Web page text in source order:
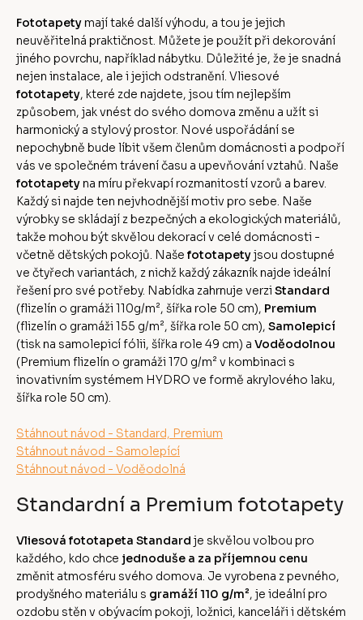
Fototapetymají také další výhodu, a tou je jejich
neuvěřitelná praktičnost. Můžete je použít při dekorování
jiného povrchu, například nábytku. Důležité je, že je snadná
nejen instalace, ale i jejich odstranění. Vliesové
fototapety, které zde najdete, jsou tím nejlepším
způsobem, jak vnést do svého domova změnu a užít si
harmonický a stylový prostor. Nové uspořádání se
nepochybně bude líbit všem členům domácnosti a podpoří
vás ve společném trávení času a upevňování vztahů. Naše
fototapetyna míru překvapí rozmanitostí vzorů a barev.
Každý si najde ten nejvhodnější motiv pro sebe. Naše
výrobky se skládají z bezpečných a ekologických materiálů,
takže mohou být skvělou dekorací v celé domácnosti -
včetně dětských pokojů. Naše fototapetyjsou dostupné
ve čtyřech variantách, z nichž každý zákazník najde ideální
řešení pro své potřeby. Nabídka zahrnuje verzi Standard
(flizelín o gramáži 110g/m², šířka role 50 cm), Premium
(flizelín o gramáži 155 g/m², šířka role 50 cm), Samolepicí
(tisk na samolepicí fólii, šířka role 49 cm) a Voděodolnou
(Premium flizelín o gramáži 170 g/m² v kombinaci s
inovativním systémem HYDRO ve formě akrylového laku,
šířka role 50 cm).
Stáhnout návod - Standard, Premium
Stáhnout návod - Samolepící
Stáhnout návod - Voděodolná
Standardní a Premium fototapety
Vliesová fototapeta Standard je skvělou volbou pro
každého, kdo chce jednoduše a za příjemnou cenu
změnit atmosféru svého domova. Je vyrobena z pevného,
prodyšného materiálu s gramáží 110 g/m², je ideální pro
ozdobu stěn v obývacím pokoji, ložnici, kanceláři i dětském